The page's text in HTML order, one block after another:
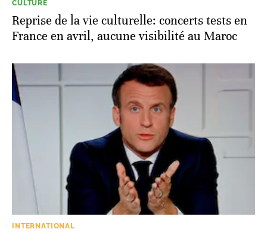
CULTURE
Reprise de la vie culturelle: concerts tests en
France en avril, aucune visibilité au Maroc
INTERNATIONAL